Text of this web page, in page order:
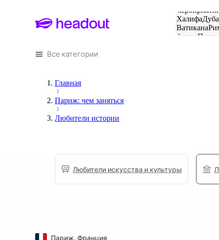
Халифа
Ватикана
башня
Все категории
Главная
Париж: чем заняться
Любители истории
Любители искусства и культуры
Париж, Франция